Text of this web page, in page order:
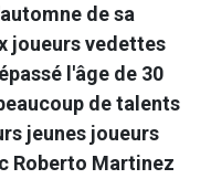
de sa
joueurs vedettes
l'âge de 30
de talents
jeunes joueurs
Roberto Martinez